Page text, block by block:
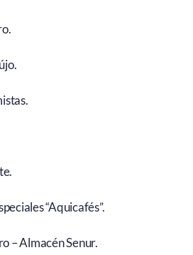
“Aquicafés”.
– Almacén Senur.